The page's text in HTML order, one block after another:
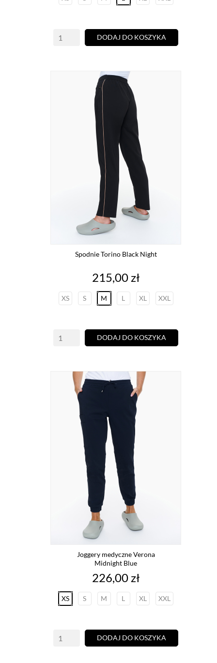
DODAJ DO KOSZYKA
Spodnie Torino Black Night
Cena
215,00 zł
XS S M L XL XXL
DODAJ DO KOSZYKA
Joggery medyczne Verona
Midnight Blue
Cena
226,00 zł
XS S M L XL XXL
DODAJ DO KOSZYKA